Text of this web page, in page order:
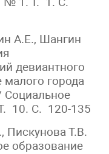
А.Е., Шангин
девиантного
малого города
Социальное
10. С. 120-135
Пискунова Т.В.
образование